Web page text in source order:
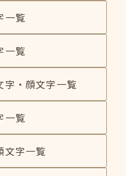
一覧
一覧
字・顔文字一覧
一覧
文字一覧